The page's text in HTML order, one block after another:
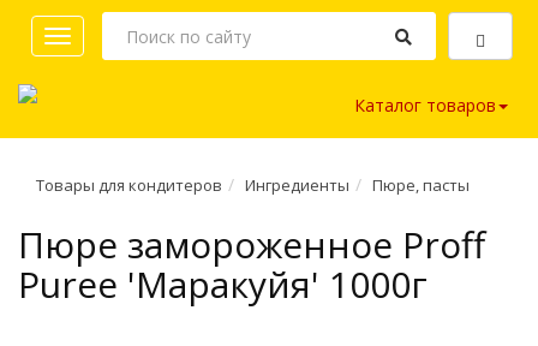
Toggle
navigation
Каталог товаров
Товары для кондитеров Ингредиенты Пюре, пасты
Пюре замороженное Proff
Puree 'Маракуйя' 1000г